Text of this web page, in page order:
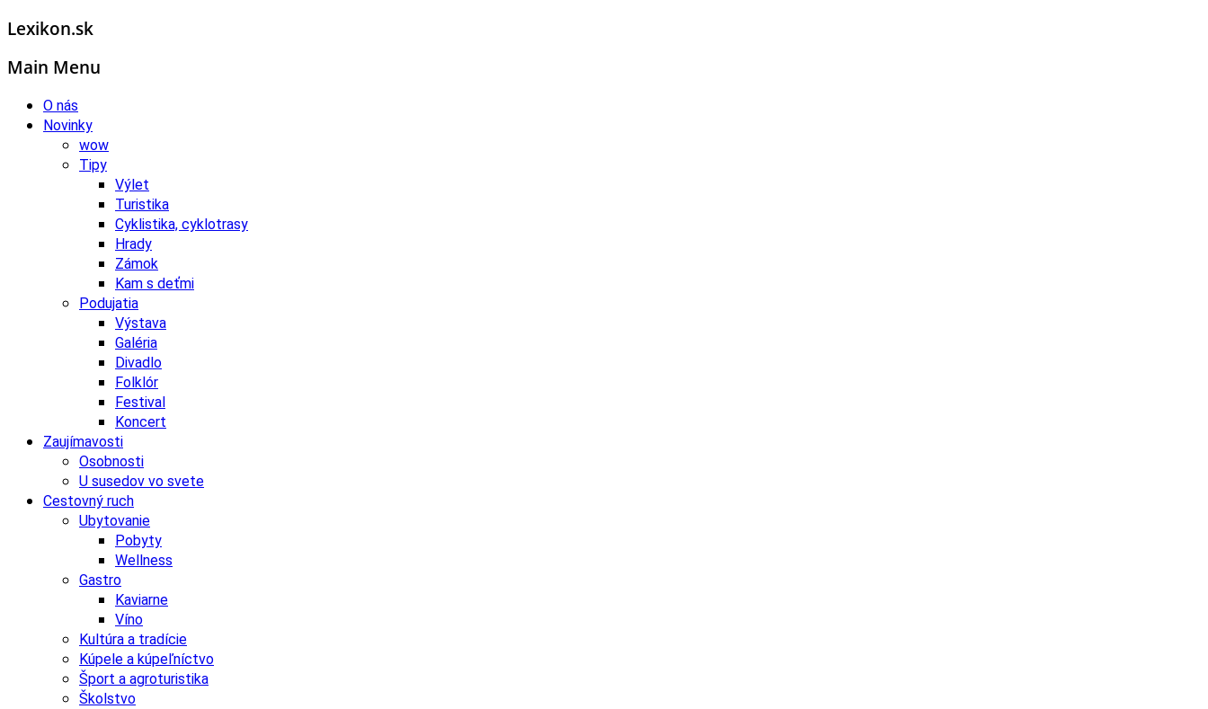
Lexikon.sk
Main Menu
O nás
Novinky
wow
Tipy
Výlet
Turistika
Cyklistika, cyklotrasy
Hrady
Zámok
Kam s deťmi
Podujatia
Výstava
Galéria
Divadlo
Folklór
Festival
Koncert
Zaujímavosti
Osobnosti
U susedov vo svete
Cestovný ruch
Ubytovanie
Pobyty
Wellness
Gastro
Kaviarne
Víno
Kultúra a tradície
Kúpele a kúpeľníctvo
Šport a agroturistika
Školstvo